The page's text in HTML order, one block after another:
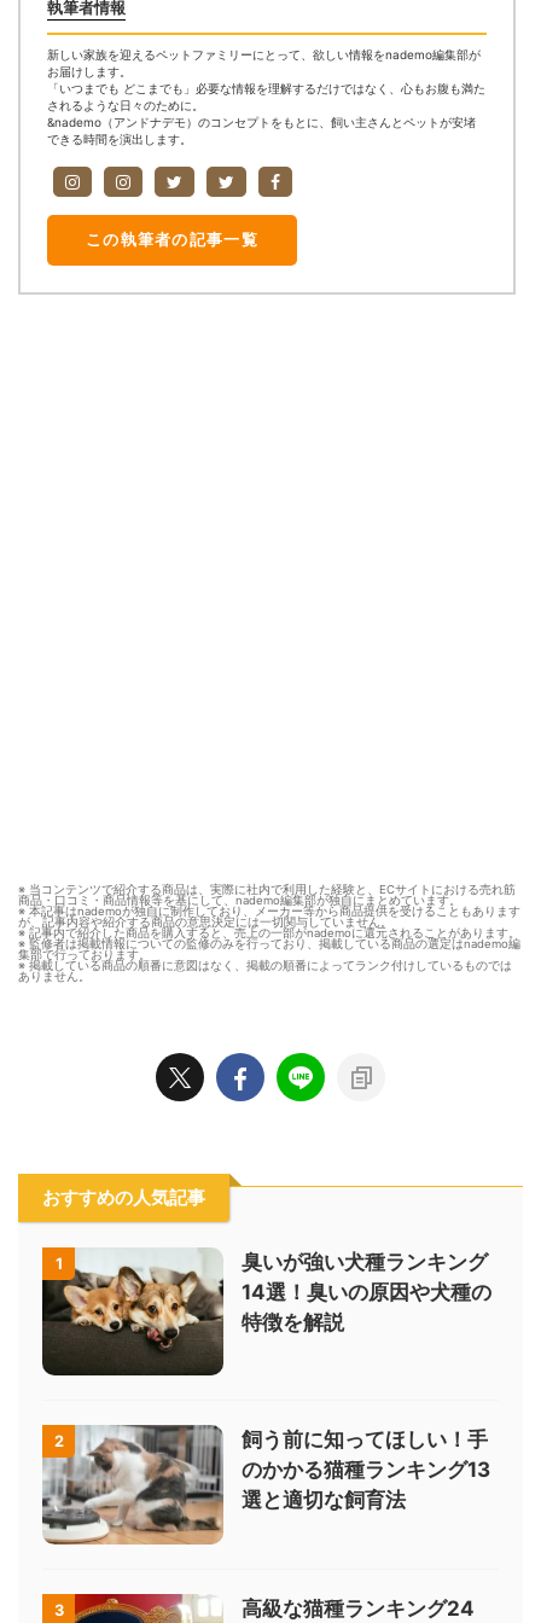
執筆者情報
新しい家族を迎えるペットファミリーにとって、欲しい情報をnademo編集部が
お届けします。
「いつまでも どこまでも」必要な情報を理解するだけではなく、心もお腹も満た
されるような日々のために。
&nademo（アンドナデモ）のコンセプトをもとに、飼い主さんとペットが安堵
できる時間を演出します。
この執筆者の記事一覧
※ 当コンテンツで紹介する商品は、実際に社内で利用した経験と、ECサイトにおける売れ筋
商品・口コミ・商品情報等を基にして、nademo編集部が独自にまとめています。
※ 本記事はnademoが独自に制作しており、メーカー等から商品提供を受けることもあります
が、記事内容や紹介する商品の意思決定には一切関与していません。
※ 記事内で紹介した商品を購入すると、売上の一部がnademoに還元されることがあります。
※ 監修者は掲載情報についての監修のみを行っており、掲載している商品の選定はnademo編
集部で行っております。
※ 掲載している商品の順番に意図はなく、掲載の順番によってランク付けしているものでは
ありません。
おすすめの人気記事
1
臭いが強い犬種ランキング
14選！臭いの原因や犬種の
特徴を解説
2
飼う前に知ってほしい！手
のかかる猫種ランキング13
選と適切な飼育法
3
高級な猫種ランキング24